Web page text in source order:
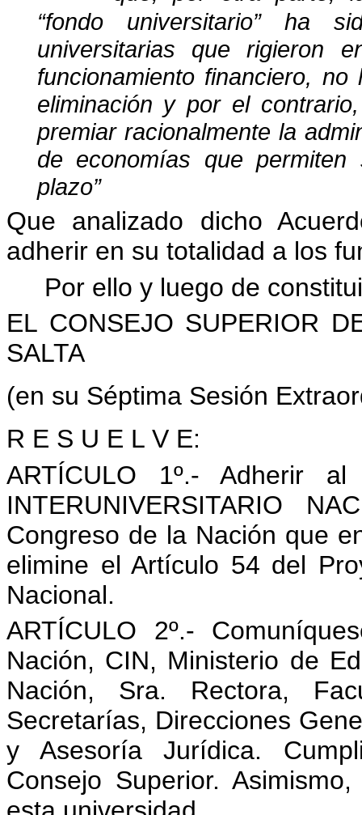
“fondo universitario” ha
universitarias que rigieron
funcionamiento financiero,
eliminación y por el
premiar racionalmente la
de economías que
plazo”
Que analizado dicho
adherir en su totalidad a los
Por ello y luego de
EL CONSEJO SUPERIOR
SALTA
(en su Séptima Sesión
R E S U E L V E:
ARTÍCULO 1º.- Adherir
INTERUNIVERSITARIO
Congreso de la Nación que
elimine el Artículo 54 del
Nacional.
ARTÍCULO 2º.-
Nación, CIN, Ministerio de
Nación, Sra. Rectora,
Secretarías, Direcciones
y Asesoría Jurídica.
Consejo Superior.